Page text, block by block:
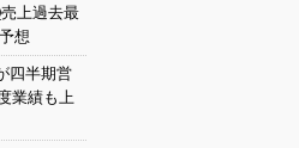
上過去最
想
四半期営
業績も上